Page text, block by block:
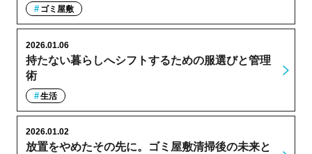
ゴミ屋敷
持たない暮らしへシフトするための服選びと管理
術
2026.01.06
生活
放置をやめたその先に。ゴミ屋敷清掃後の未来と
2026.01.02